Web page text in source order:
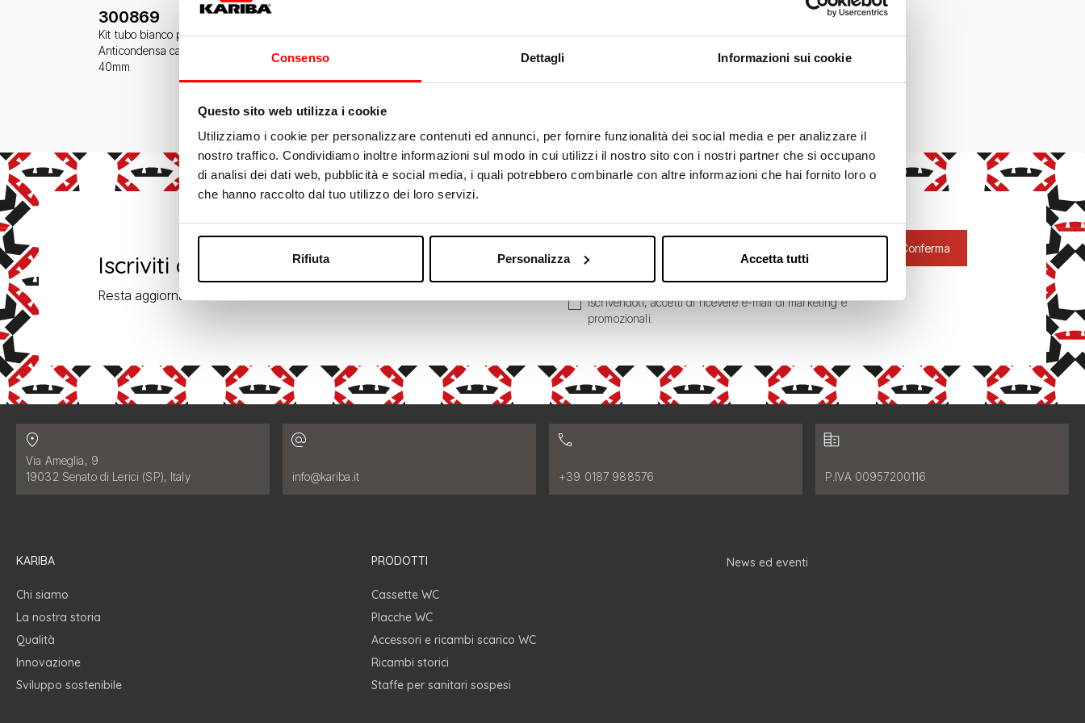
Consenso Dettagli Informazioni sui cookie
Questo sito web utilizza i cookie
Utilizziamo i cookie per personalizzare contenuti ed annunci, per fornire funzionalità dei social media e per analizzare il
nostro traffico. Condividiamo inoltre informazioni sul modo in cui utilizzi il nostro sito con i nostri partner che si occupano
di analisi dei dati web, pubblicità e social media, i quali potrebbero combinarle con altre informazioni che hai fornito loro o
che hanno raccolto dal tuo utilizzo dei loro servizi.
Rifiuta Personalizza Accetta tutti
300869
Kit tubo bianco per Eura
Anticondensa cannotto Ø
40mm
Iscriviti alla newsletter
Resta aggiornato su tutte le novità Kariba!
Iscrivendoti, accetti di ricevere e-mail di marketing e
promozionali.
Conferma
Contatti
Indirizzo:
Via Ameglia, 9
19032 Senato di Lerici (SP), Italy
Indirizzo email:
info@kariba.it Numero di telefono:
+39 0187 988576 Dati fiscali:
P.IVA 00957200116
KARIBA
Chi siamo
La nostra storia
Qualità
Innovazione
Sviluppo sostenibile
PRODOTTI
Cassette WC
Placche WC
Accessori e ricambi scarico WC
Ricambi storici
Staffe per sanitari sospesi
News ed eventi